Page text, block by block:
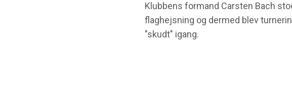
Klubbens formand Carsten Bach
flaghejsning og dermed blev
"skudt" igang.